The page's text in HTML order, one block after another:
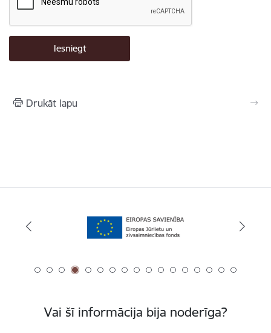
Drukāt lapu
Vai šī informācija bija noderīga?